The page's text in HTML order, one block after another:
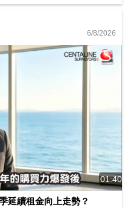
6/8/2026
01:40
延續租金向上走勢？